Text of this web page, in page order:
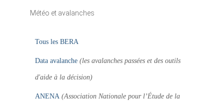
Météo et avalanches
Tous les BERA
Data avalanche (les avalanches passées et des outils
d'aide à la décision)
ANENA (Association Nationale pour l’Étude de la